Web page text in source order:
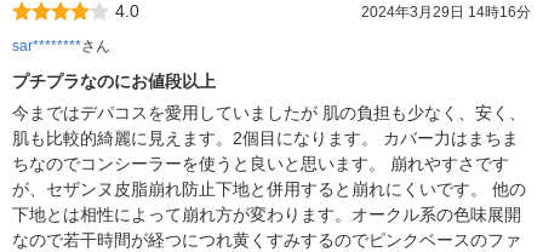
4.0
2024年3月29日 14時16分
sar********さん
プチプラなのにお値段以上
今まではデパコスを愛用していましたが 肌の負担も少なく、安く、
肌も比較的綺麗に見えます。2個目になります。 カバー力はまちま
ちなのでコンシーラーを使うと良いと思います。 崩れやすさです
が、セザンヌ皮脂崩れ防止下地と併用すると崩れにくいです。 他の
下地とは相性によって崩れ方が変わります。オークル系の色味展開
なので若干時間が経つにつれ黄くすみするのでピンクベースのファ